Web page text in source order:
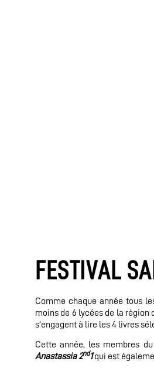
FESTIVAL
Comme chaque année tous
moins de 6 lycées de la
s’engagent à lire les 4 livres
Cette année, les membres
Anastassia 2nd1qui est